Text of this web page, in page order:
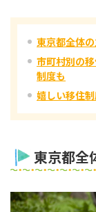
東京都全体
市町村別の
制度も
嬉しい移住
東京都全